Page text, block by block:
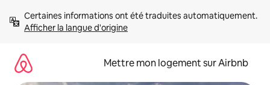
directement
Afficher la langue d'origine
Mettre mon logement sur Airbnb